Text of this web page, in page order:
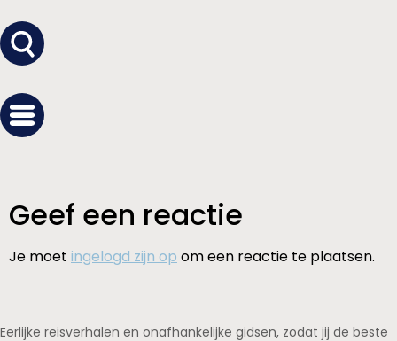
Geef een reactie
Je moet ingelogd zijn op om een reactie te plaatsen.
Eerlijke reisverhalen en onafhankelijke gidsen, zodat jij de beste